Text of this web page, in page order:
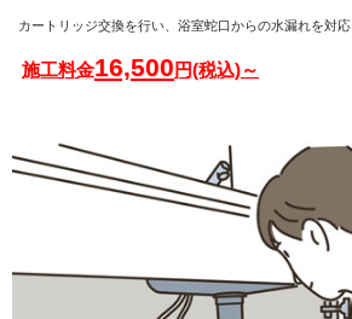
カートリッジ交換を行い、浴室蛇口からの水漏れを対応
施工料金16,500円(税込)～